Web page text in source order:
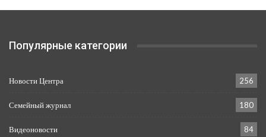
Популярные категории
Новости Центра 256
Семейный журнал 180
Видеоновости 84